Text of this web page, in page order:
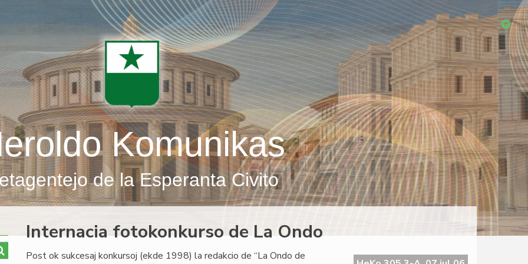
Komunikas
de la Esperanta Civito
Internacia fotokonkurso de La Ondo
Post ok sukcesaj konkursoj (ekde 1998) la redakcio de “La Ondo de